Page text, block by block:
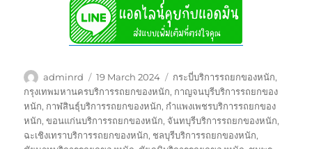
Author
adminrd
Posted
on
19 March 2024 Tags
กระบี่บริการรถยกของหนัก,
กรุงเทพมหานครบริการรถยกของหนัก, กาญจนบุรีบริการรถยกของ
หนัก, กาฬสินธุ์บริการรถยกของหนัก, กำแพงเพชรบริการรถยกของ
หนัก,ขอนแก่นบริการรถยกของหนัก, จันทบุรีบริการรถยกของหนัก,
ฉะเชิงเทราบริการรถยกของหนัก, ชลบุรีบริการรถยกของหนัก,